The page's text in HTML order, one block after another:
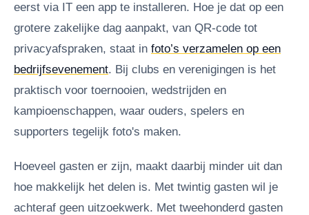
eerst via IT een app te installeren. Hoe je dat op een
grotere zakelijke dag aanpakt, van QR-code tot
privacyafspraken, staat in foto’s verzamelen op een
bedrijfsevenement. Bij clubs en verenigingen is het
praktisch voor toernooien, wedstrijden en
kampioenschappen, waar ouders, spelers en
supporters tegelijk foto's maken.
Hoeveel gasten er zijn, maakt daarbij minder uit dan
hoe makkelijk het delen is. Met twintig gasten wil je
achteraf geen uitzoekwerk. Met tweehonderd gasten